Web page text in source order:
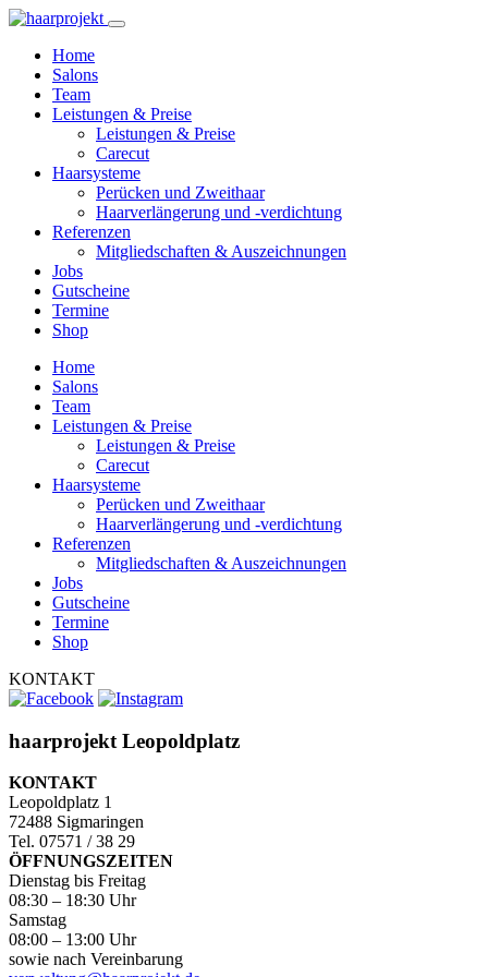
Home
Salons
Team
Leistungen & Preise
Leistungen & Preise
Carecut
Haarsysteme
Perücken und Zweithaar
Haarverlängerung und -verdichtung
Referenzen
Mitgliedschaften & Auszeichnungen
Jobs
Gutscheine
Termine
Shop
Home
Salons
Team
Leistungen & Preise
Leistungen & Preise
Carecut
Haarsysteme
Perücken und Zweithaar
Haarverlängerung und -verdichtung
Referenzen
Mitgliedschaften & Auszeichnungen
Jobs
Gutscheine
Termine
Shop
KONTAKT
haarprojekt Leopoldplatz
KONTAKT
Leopoldplatz 1
72488 Sigmaringen
Tel. 07571 / 38 29
ÖFFNUNGSZEITEN
Dienstag bis Freitag
08:30 – 18:30 Uhr
Samstag
08:00 – 13:00 Uhr
sowie nach Vereinbarung